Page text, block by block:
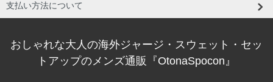
支払い方法について
おしゃれな大人の海外ジャージ・スウェット・セッ
トアップのメンズ通販『OtonaSpocon』